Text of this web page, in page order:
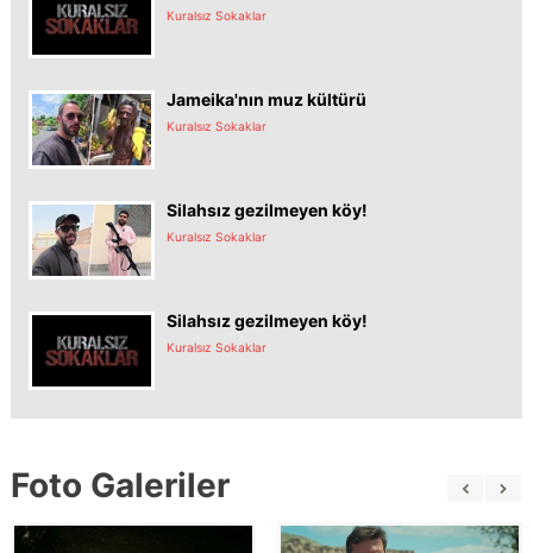
Kuralsız Sokaklar
Jameika'nın muz kültürü
Kuralsız Sokaklar
Silahsız gezilmeyen köy!
Kuralsız Sokaklar
Silahsız gezilmeyen köy!
Kuralsız Sokaklar
Foto Galeriler